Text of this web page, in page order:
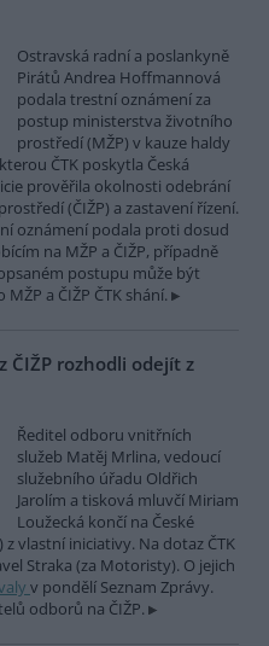
Ostravská radní a poslankyně
Pirátů Andrea Hoffmannová
podala trestní oznámení za
postup ministerstva životního
prostředí (MŽP) v kauze haldy
ČTK poskytla Česká
prověřila okolnosti odebrání
(ČIŽP) a zastavení řízení.
oznámení podala proti dosud
na MŽP a ČIŽP, případně
postupu může být
a ČIŽP ČTK shání.
ČIŽP rozhodli odejít z
Ředitel odboru vnitřních
služeb Matěj Mrlina, vedoucí
služebního úřadu Oldřich
Jarolím a tisková mluvčí Miriam
Loužecká končí na České
vlastní iniciativy. Na dotaz ČTK
Straka (za Motoristy). O jejich
v pondělí Seznam Zprávy.
odborů na ČIŽP.